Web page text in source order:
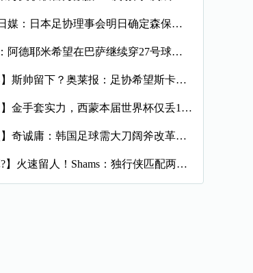
[有趣体育]日媒：日本足协理事会明日确定森保一续约半年，提案
[德甲]每体：阿德耶米希望在巴萨继续穿27号球衣，但西甲规则
【体育世界】斯帅留下？奥莱报：足协希望斯卡洛尼继续执教，相信
【球迷报道】金手套实力，西蒙本届世界杯仅丢1球，近16场代表
【球迷看点】奇诚庸：韩国足球需大刀阔斧改革，从业者必须清醒过
【有道理嘛?】火速留人！Shams：独行侠匹配两年470万报